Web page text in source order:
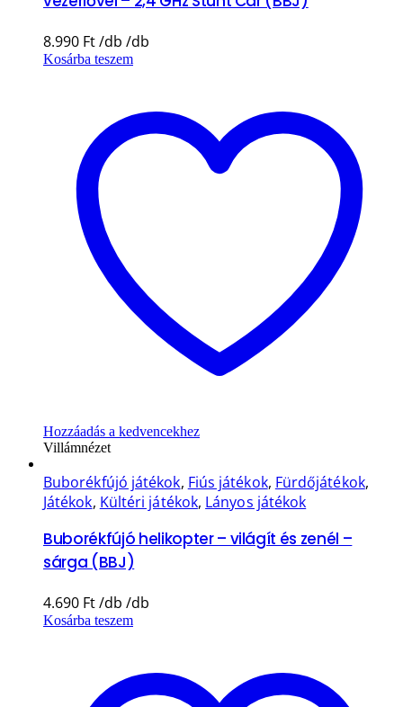
8.990 Ft
Kosárba teszem
Hozzáadás a kedvencekhez
Villámnézet
Buborékfújó játékok, Fiús játékok, Fürdőjátékok,
Játékok, Kültéri játékok, Lányos játékok
Buborékfújó helikopter – világít és zenél –
sárga (BBJ)
4.690 Ft
Kosárba teszem